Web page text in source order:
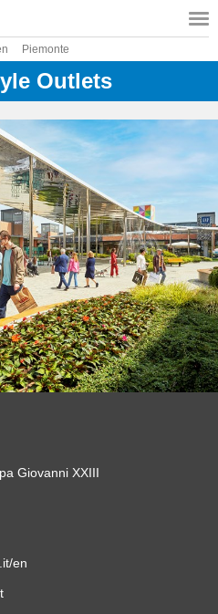
Piemonte
Outlets
Giovanni XXIII
en